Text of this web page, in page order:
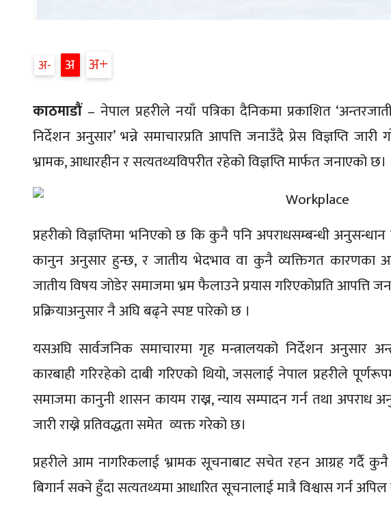
अ अ अ
काठमाडौं– नेपाल प्रहरीले नयाँ पत्रिका दैनिकमा प्रकाशित
निर्देशन अनुसार’ भन्ने समाचारप्रति आपत्ति जनाउँदै प्रेस विज्ञप्ति
भ्रामक, आधारहीन र सत्यतथ्यविपरीत रहेको विज्ञप्ति मार्फत जनाएको छ।
प्रहरीको विज्ञप्तिमा भनिएको छ कि कुनै पनि अपराधसम्बन्धी
कानुन अनुसार हुन्छ, र जातीय भेदभाव वा कुनै व्यक्तिगत कारणका
जातीय विषय जोडेर समाजमा भ्रम फैलाउने प्रयास गरिएकोप्रति आपत्ति
प्रक्रियाअनुसार नै अघि बढ्ने स्पष्ट पारेको छ ।
यसअघि सार्वजनिक समाचारमा गृह मन्त्रालयको निर्देशन अनुसार
कारबाही गरिरहेको दाबी गरिएको थियो, जसलाई नेपाल प्रहरीले
समाजमा कानुनी शासन कायम राख्न, न्याय सम्पादन गर्न तथा अपराध
जारी राख्ने प्रतिवद्धता समेत व्यक्त गरेको छ।
प्रहरीले आम नागरिकलाई भ्रामक सूचनाबाट सचेत रहन आग्रह गर्दै
बिगार्न सक्ने हुँदा सत्यतथ्यमा आधारित सूचनालाई मात्रै विश्वास गर्न